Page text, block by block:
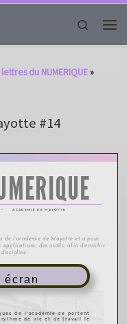
Search
lettres du NUMERIQUE»
#14
écran